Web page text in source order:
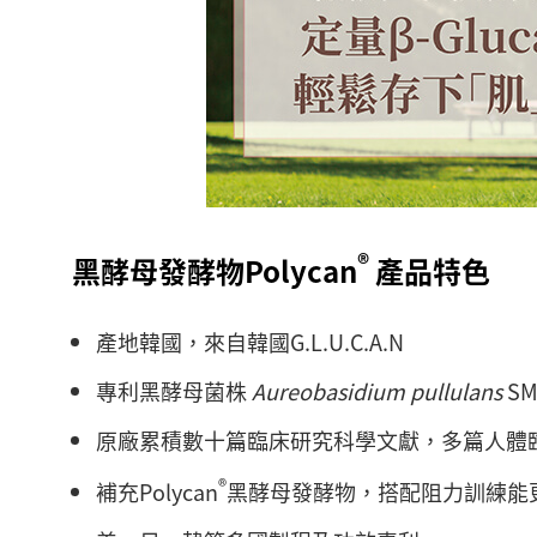
黑酵母發酵物Polycan® 產品特色
產地韓國，來自韓國G.L.U.C.A.N
專利黑酵母菌株 Aureobasidium pullulans
原廠累積數十篇臨床研究科學文獻，多篇人
補充Polycan®黑酵母發酵物，搭配阻力訓練